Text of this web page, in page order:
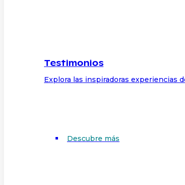
Testimonios
Explora las inspiradoras experiencias
Descubre más